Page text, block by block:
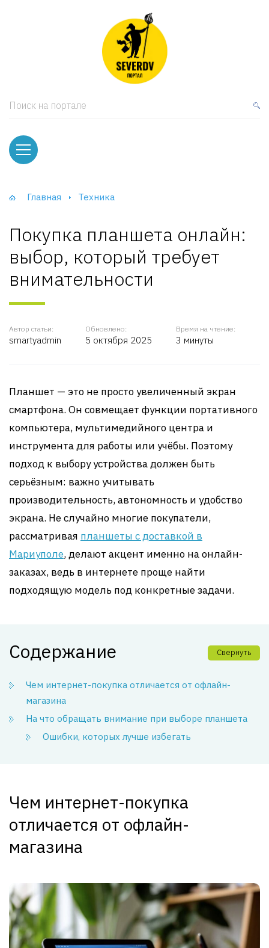
Поиск на портале
Главная Техника
Покупка планшета онлайн:
выбор, который требует
внимательности
Автор статьи:
smartyadmin
Обновлено:
5 октября 2025
Время на чтение:
3 минуты
Планшет — это не просто увеличенный экран
смартфона. Он совмещает функции портативного
компьютера, мультимедийного центра и
инструмента для работы или учёбы. Поэтому
подход к выбору устройства должен быть
серьёзным: важно учитывать
производительность, автономность и удобство
экрана. Не случайно многие покупатели,
рассматривая планшеты с доставкой в
Мариуполе, делают акцент именно на онлайн-
заказах, ведь в интернете проще найти
подходящую модель под конкретные задачи.
Содержание Свернуть
Чем интернет-покупка отличается от офлайн-
магазина
На что обращать внимание при выборе планшета
Ошибки, которых лучше избегать
Чем интернет-покупка
отличается от офлайн-
магазина
и тумбы